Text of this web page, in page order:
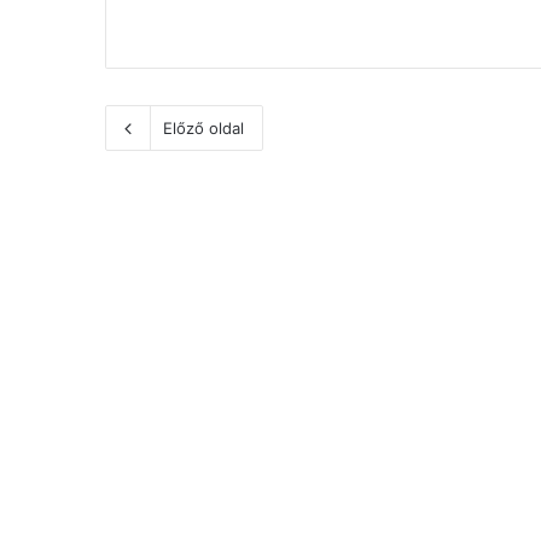
Előző oldal